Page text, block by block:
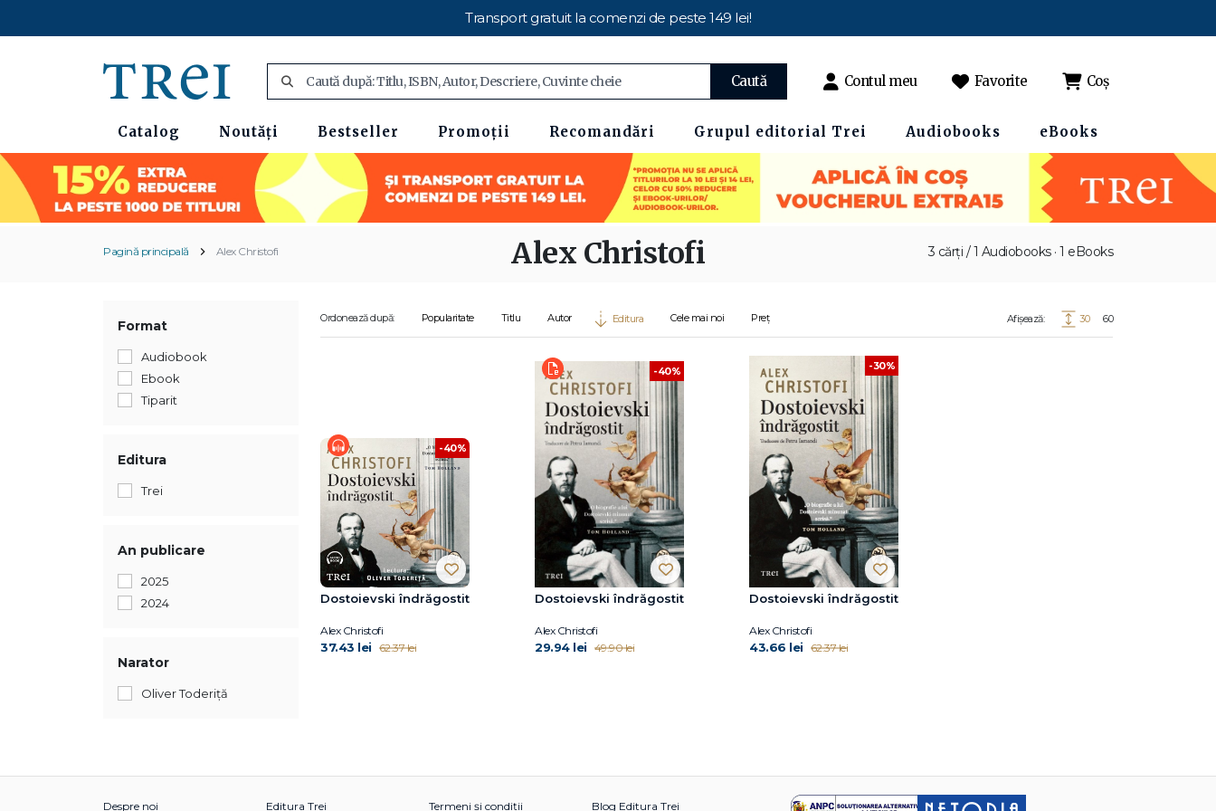
Transport gratuit la comenzi de peste 149 lei!
Caută Contul meu Favorite Coș
Catalog Noutăți Bestseller Promoții Recomandări Grupul editorial Trei Audiobooks eBooks
Pagină principală Alex Christofi 3 cărți / 1 Audiobooks · 1 eBooks
Alex Christofi
Format
Audiobook
Ebook
Tiparit
Editura
Trei
An publicare
2025
2024
Narator
Oliver Toderiță
Ordonează după: Popularitate Titlu Autor Editura Cele mai noi Preț Afișează: 30 60
-40%
Dostoievski îndrăgostit
Alex Christofi
37.43 lei 62.37 lei
-40%
Dostoievski îndrăgostit
Alex Christofi
29.94 lei 49.90 lei
-30%
Dostoievski îndrăgostit
Alex Christofi
43.66 lei 62.37 lei
Despre noi Editura Trei Termeni și condiții Blog Editura Trei